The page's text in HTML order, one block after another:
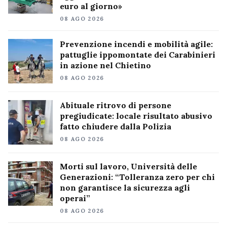
euro al giorno»
08 AGO 2026
Prevenzione incendi e mobilità agile:
pattuglie ippomontate dei Carabinieri
in azione nel Chietino
08 AGO 2026
Abituale ritrovo di persone
pregiudicate: locale risultato abusivo
fatto chiudere dalla Polizia
08 AGO 2026
Morti sul lavoro, Università delle
Generazioni: “Tolleranza zero per chi
non garantisce la sicurezza agli
operai”
08 AGO 2026